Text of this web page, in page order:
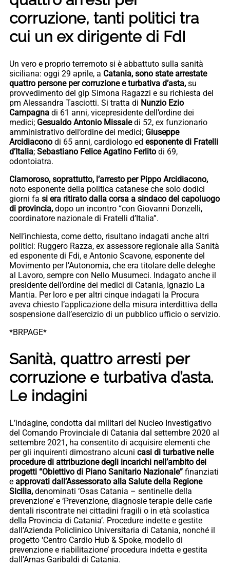
corruzione, tanti politici tra
cui un ex dirigente di FdI
Un vero e proprio terremoto si è abbattuto sulla sanità
siciliana: oggi 29 aprile, a Catania, sono state arrestate
quattro persone per corruzione e turbativa d’asta, su
provvedimento del gip Simona Ragazzi e su richiesta del
pm Alessandra Tasciotti. Si tratta di Nunzio Ezio
Campagna di 61 anni, vicepresidente dell’ordine dei
medici; Gesualdo Antonio Missaledi 52, ex funzionario
amministrativo dell’ordine dei medici; Giuseppe
Arcidiacono di 65 anni, cardiologo ed esponente di Fratelli
d’Italia; Sebastiano Felice Agatino Ferlito di 69,
odontoiatra.
Clamoroso, soprattutto, l’arresto per Pippo Arcidiacono,
noto esponente della politica catanese che solo dodici
giorni fa si era ritirato dalla corsa a sindaco del capoluogo
di provincia, dopo un incontro “con Giovanni Donzelli,
coordinatore nazionale di Fratelli d’Italia”.
Nell’inchiesta, come detto, risultano indagati anche altri
politici: Ruggero Razza, ex assessore regionale alla Sanità
ed esponente di Fdi, e Antonio Scavone, esponente del
Movimento per l’Autonomia, che era titolare delle deleghe
al Lavoro, sempre con Nello Musumeci. Indagato anche il
presidente dell’ordine dei medici di Catania, Ignazio La
Mantia. Per loro e per altri cinque indagati la Procura
aveva chiesto l’applicazione della misura interdittiva della
sospensione dall’esercizio di un pubblico ufficio o servizio.
*BRPAGE*
Sanità, quattro arresti per
corruzione e turbativa d’asta.
Le indagini
L’indagine, condotta dai militari del Nucleo Investigativo
del Comando Provinciale di Catania dal settembre 2020 al
settembre 2021, ha consentito di acquisire elementi che
per gli inquirenti dimostrano alcuni casi di turbative nelle
procedure di attribuzione degli incarichi nell’ambito dei
progetti “Obiettivo di Piano Sanitario Nazionale” finanziati
e approvati dall’Assessorato alla Salute della Regione
Sicilia, denominati ‘Osas Catania – sentinelle della
prevenzione’ e ‘Prevenzione, diagnosie terapie delle carie
dentali riscontrate nei cittadini fragili o in età scolastica
della Provincia di Catania’. Procedure indette e gestite
dall’Azienda Policlinico Universitaria di Catania, nonché il
progetto ‘Centro Cardio Hub & Spoke, modello di
prevenzione e riabilitazione’ procedura indetta e gestita
dall’Arnas Garibaldi di Catania.